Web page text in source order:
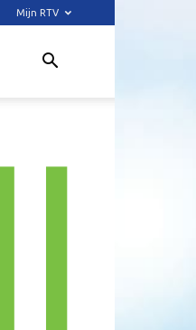
Mijn RTV